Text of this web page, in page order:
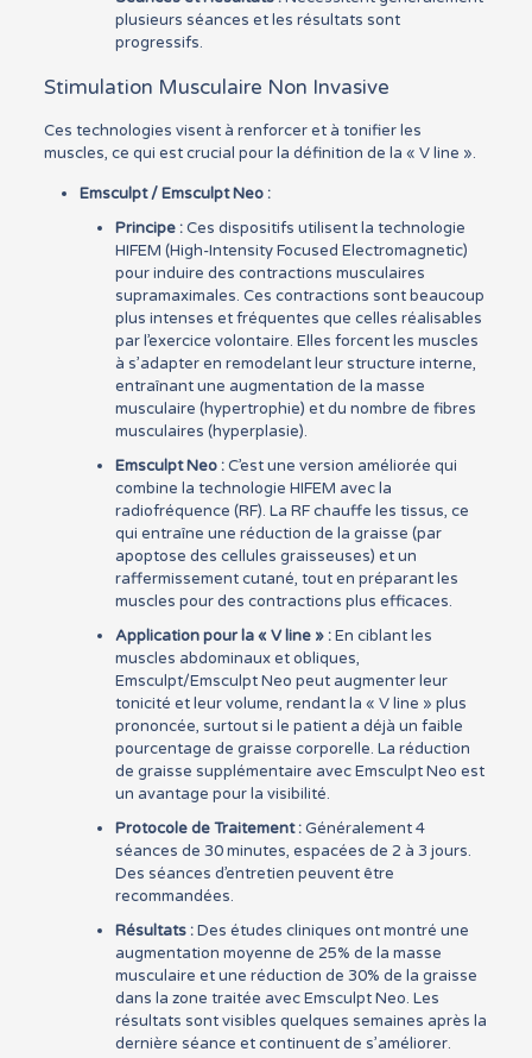
plusieurs séances et les résultats sont
progressifs.
Stimulation Musculaire Non Invasive
Ces technologies visent à renforcer et à tonifier les
muscles, ce qui est crucial pour la définition de la « V line ».
Emsculpt / Emsculpt Neo :
Principe :Ces dispositifs utilisent la technologie
HIFEM (High-Intensity Focused Electromagnetic)
pour induire des contractions musculaires
supramaximales. Ces contractions sont beaucoup
plus intenses et fréquentes que celles réalisables
par l’exercice volontaire. Elles forcent les muscles
à s’adapter en remodelant leur structure interne,
entraînant une augmentation de la masse
musculaire (hypertrophie) et du nombre de fibres
musculaires (hyperplasie).
Emsculpt Neo :C’est une version améliorée qui
combine la technologie HIFEM avec la
radiofréquence (RF). La RF chauffe les tissus, ce
qui entraîne une réduction de la graisse (par
apoptose des cellules graisseuses) et un
raffermissement cutané, tout en préparant les
muscles pour des contractions plus efficaces.
Application pour la « V line » :En ciblant les
muscles abdominaux et obliques,
Emsculpt/Emsculpt Neo peut augmenter leur
tonicité et leur volume, rendant la « V line » plus
prononcée, surtout si le patient a déjà un faible
pourcentage de graisse corporelle. La réduction
de graisse supplémentaire avec Emsculpt Neo est
un avantage pour la visibilité.
Protocole de Traitement :Généralement 4
séances de 30 minutes, espacées de 2 à 3 jours.
Des séances d’entretien peuvent être
recommandées.
Résultats :Des études cliniques ont montré une
augmentation moyenne de 25% de la masse
musculaire et une réduction de 30% de la graisse
dans la zone traitée avec Emsculpt Neo. Les
résultats sont visibles quelques semaines après la
dernière séance et continuent de s’améliorer.